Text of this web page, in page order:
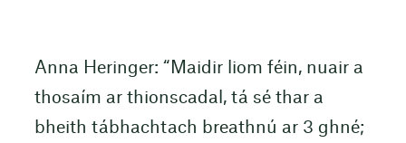
Anna Heringer: “Maidir liom féin, nuair a
thosaím ar thionscadal, tá sé thar a
bheith tábhachtach breathnú ar 3 ghné;